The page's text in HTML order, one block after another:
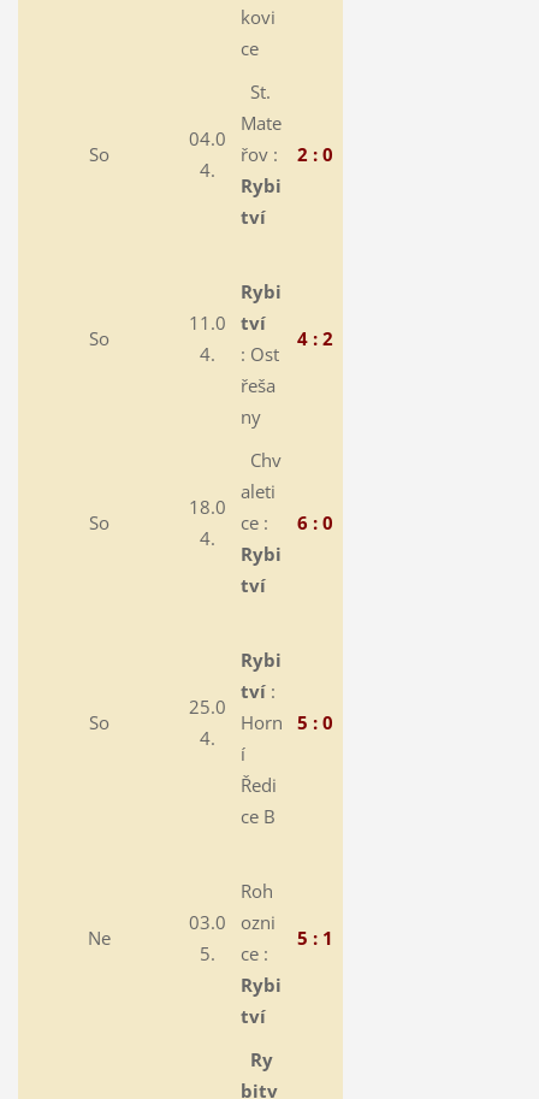
kovi
ce
So
04.0
4.
St.
Mate
řov :
Rybi
tví
2 : 0
So
11.0
4.
Rybi
tví
: Ost
řeša
ny
4 : 2
So
18.0
4.
Chv
aleti
ce :
Rybi
tví
6 : 0
So
25.0
4.
Rybi
tví :
Horn
í
Ředi
ce B
5 : 0
Ne
03.0
5.
Roh
ozni
ce :
Rybi
tví
5 : 1
Ry
bitv